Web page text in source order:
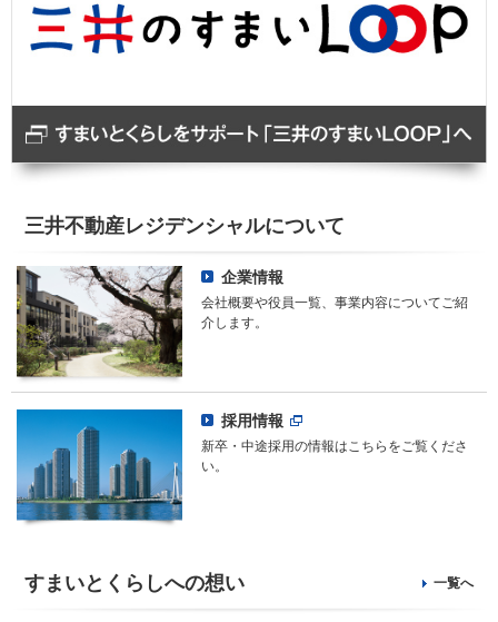
三井不動産レジデンシャルについて
企業情報
会社概要や役員一覧、事業内容についてご紹
介します。
採用情報
新卒・中途採用の情報はこちらをご覧くださ
い。
すまいとくらしへの想い 一覧へ